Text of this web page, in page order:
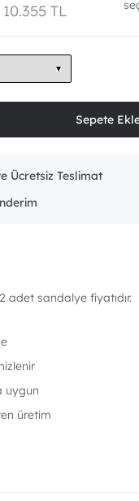
10.355 TL
Ücretsiz Teslimat
2 adet sandalye fiyatıdır.
uygun
üretim